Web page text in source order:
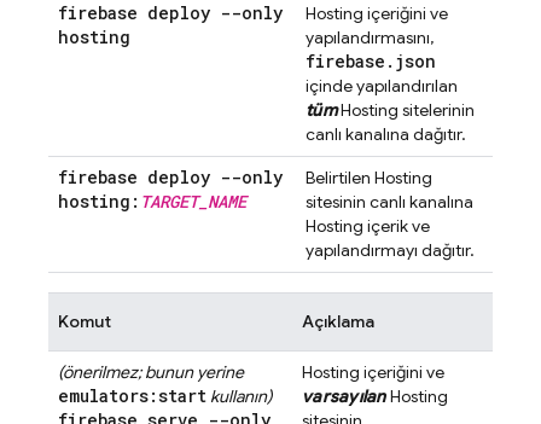
firebase deploy --only
hosting
Hosting içeriğini ve
yapılandırmasını,
firebase . json
içinde yapılandırılan
tümHosting sitelerinin
canlı kanalına dağıtır.
firebase deploy --only
hosting: TARGET_ NAME
Belirtilen Hosting
sitesinin canlı kanalına
Hosting içerik ve
yapılandırmayı dağıtır.
Komut Açıklama
(önerilmez; bunun yerine
emulators:start kullanın)
Hosting içeriğini ve
varsayılanHosting